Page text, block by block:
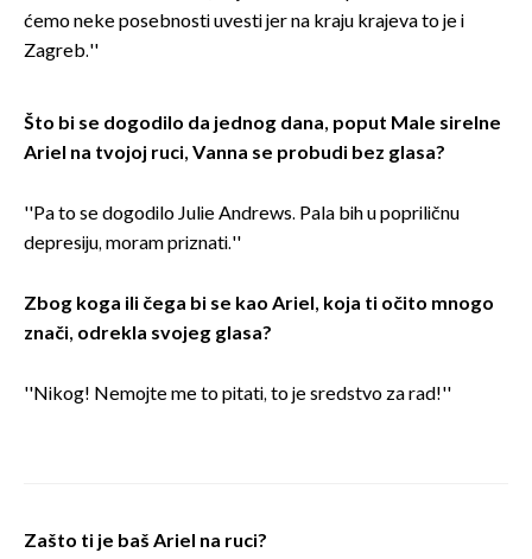
ćemo neke posebnosti uvesti jer na kraju krajeva to je i
Zagreb.''
Što bi se dogodilo da jednog dana, poput Male sirelne
Ariel na tvojoj ruci, Vanna se probudi bez glasa?
''Pa to se dogodilo Julie Andrews. Pala bih u popriličnu
depresiju, moram priznati.''
Zbog koga ili čega bi se kao Ariel, koja ti očito mnogo
znači, odrekla svojeg glasa?
''Nikog! Nemojte me to pitati, to je sredstvo za rad!''
Zašto ti je baš Ariel na ruci?